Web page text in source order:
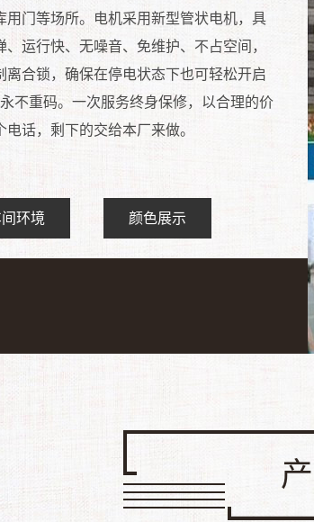
用门等场所。电机采用新型管状电机，具
运行快、无噪音、免维护、不占空间，
离合锁，确保在停电状态下也可轻松开启
不重码。一次服务终身保修，以合理的价
话，剩下的交给本厂来做。
环境 颜色展示